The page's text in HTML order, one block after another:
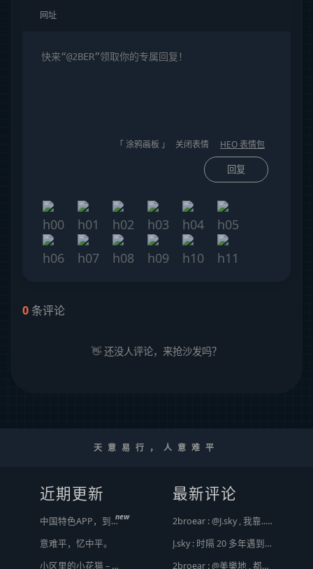
「 涂鸦画板 」 关闭表情 HEO 表情包
回复
0条评论
👋 还没人评论，来抢沙发吗？
天意易行，人意难平
近期更新
中国特色APP，到底谁来治？new
意难平，忆中平。
小区里的小花猫 – 日常记事（二百二十）
最新评论
2broear : @J.sky , 我靠.. 心情复杂 [ Emoji Image ]
J.sky : 时隔 20 多年遇到前任，你猜会是什么感觉？前几天和老婆去超市，巧不巧老婆去看其他商品了，就这么两分钟的功夫，我和前任迎面相遇，我看了一眼她，她也看到我了，谁都没说话，我感觉她恐慌的逃走了。我们擦肩而过，按道理这个年龄本不应该两个人单独在超市相遇，除非单身。所以，我猜她离婚了？搞不好她可能以为我也离婚了？哈哈哈
2broear : @美樂地 , 都是利益驱使，盈利手段不行